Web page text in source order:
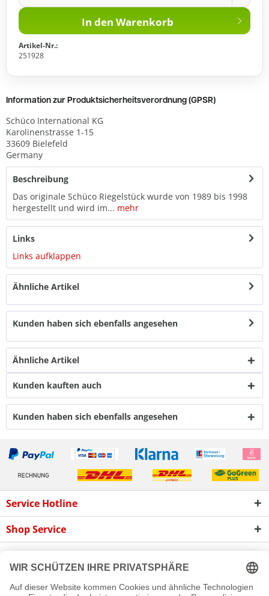
In den Warenkorb
Artikel-Nr.:
251928
Information zur Produktsicherheitsverordnung (GPSR)
Schüco International KG
Karolinenstrasse 1-15
33609 Bielefeld
Germany
Beschreibung
Das originale Schüco Riegelstück wurde von 1989 bis 1998
hergestellt und wird im... mehr
Links
Links aufklappen
Ähnliche Artikel
Kunden haben sich ebenfalls angesehen
Ähnliche Artikel
Kunden kauften auch
Kunden haben sich ebenfalls angesehen
Service Hotline
Shop Service
Newsletter